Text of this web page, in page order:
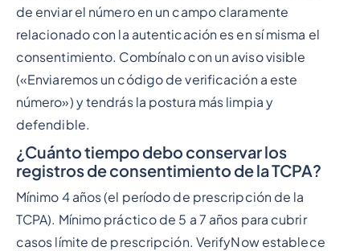
de enviar el número en un campo claramente
relacionado con la autenticación es en sí misma el
consentimiento. Combínalo con un aviso visible
(«Enviaremos un código de verificación a este
número») y tendrás la postura más limpia y
defendible.
¿Cuánto tiempo debo conservar los
registros de consentimiento de la TCPA?
Mínimo 4 años (el período de prescripción de la
TCPA). Mínimo práctico de 5 a 7 años para cubrir
casos límite de prescripción. VerifyNow establece